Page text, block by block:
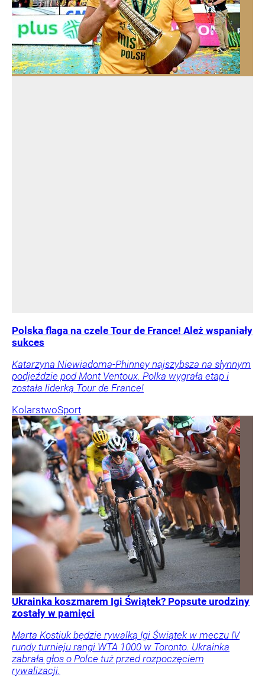
Polska flaga na czele Tour de France! Ależ wspaniały
sukces
Katarzyna Niewiadoma-Phinney najszybsza na słynnym
podjeździe pod Mont Ventoux. Polka wygrała etap i
została liderką Tour de France!
KolarstwoSport
Ukrainka koszmarem Igi Świątek? Popsute urodziny
zostały w pamięci
Marta Kostiuk będzie rywalką Igi Świątek w meczu IV
rundy turnieju rangi WTA 1000 w Toronto. Ukrainka
zabrała głos o Polce tuż przed rozpoczęciem
rywalizacji.